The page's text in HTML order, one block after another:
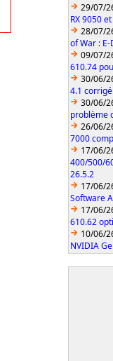
29/07/
RX 9050
28/07/
of War :
09/07/
610.74
30/06/
4.1
30/06/
problème
26/06/
7000
17/06/
400/500/
26.5.2
17/06/
Software
17/06/
610.62
10/06/
NVIDIA